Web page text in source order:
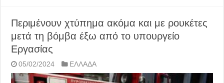
Περιμένουν χτύπημα ακόμα και με ρουκέτες
μετά τη βόμβα έξω από το υπουργείο
Εργασίας
05/02/2024 ΕΛΛΑΔΑ